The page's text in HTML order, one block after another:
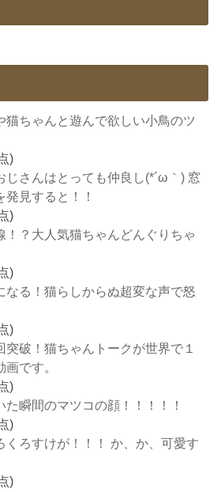
猫ちゃんと遊んで欲しい小鳥のツ
)
じさんはとっても仲良し(*´ω｀) 窓
見すると！！
)
！？大人気猫ちゃんどんぐりちゃ
)
なる！猫らしからぬ超変な声で怒
)
破！猫ちゃんトークが世界で１
です。
)
瞬間のマツコの顔！！！！！
)
くろすけが！！！ か、か、可愛す
)